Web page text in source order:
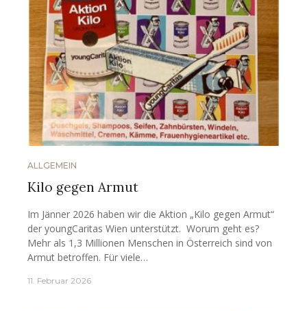
ALLGEMEIN
Kilo gegen Armut
Im Jänner 2026 haben wir die Aktion „Kilo gegen Armut“
der youngCaritas Wien unterstützt. Worum geht es?
Mehr als 1,3 Millionen Menschen in Österreich sind von
Armut betroffen. Für viele…
11. Februar 2026